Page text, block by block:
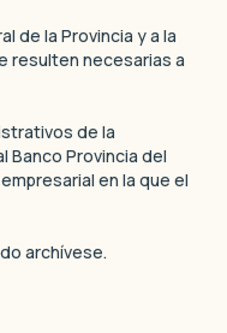
de la Provincia y a la
resulten necesarias a
de la
Banco Provincia del
en la que el
archívese.